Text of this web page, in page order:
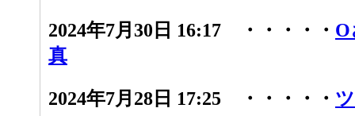
2024年7月30日 16:17 ・・・・・ O
真
2024年7月28日 17:25 ・・・・・